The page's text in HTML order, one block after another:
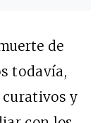
de
todavía,
curativos y